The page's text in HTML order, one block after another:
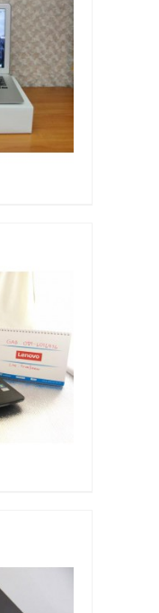
wish list
compare
AIR
1.6GHZ
wish list
(แรงกว่า
นิ้ว
wish list
compare